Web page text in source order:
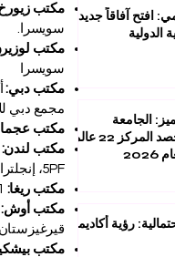
مكتب
سويسرا.
مكتب
سويسرا
مكتب دبي:
مجمع دبي
مكتب
مكتب لندن:
5PF، إنجلترا، المملكة المتحدة
مكتب ريغا:
مكتب أوش:
قيرغيزستان
مكتب
افتح آفاقاً جديدة
الدولية
الجامعة
السويسرية الدولية تحصد المركز 22 عالمياً
رؤية أكاديمية